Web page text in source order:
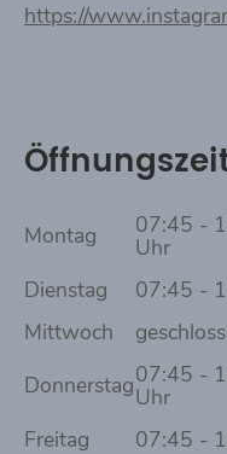
https://
Montag 07:45 -
Uhr
Dienstag
07:45 -
Mittwoch
Donnerstag07:45 -
Uhr
Freitag
07:45 -